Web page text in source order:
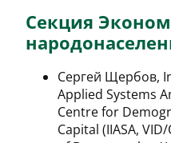
Секция
Сергей Щербов,
Applied Systems
Centre for
Capital (IIASA,